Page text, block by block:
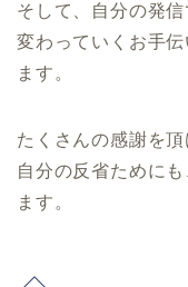
そして、自分の発
変わっていくお手
ます。
たくさんの感謝を
自分の反省ために
ます。